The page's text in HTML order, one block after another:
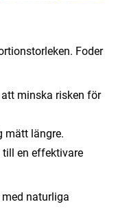
Foder
minska risken för
mätt längre.
en effektivare
naturliga